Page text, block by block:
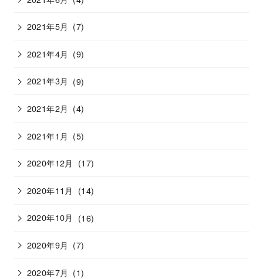
2021年5月 (7)
2021年4月 (9)
2021年3月 (9)
2021年2月 (4)
2021年1月 (5)
2020年12月 (17)
2020年11月 (14)
2020年10月 (16)
2020年9月 (7)
2020年7月 (1)